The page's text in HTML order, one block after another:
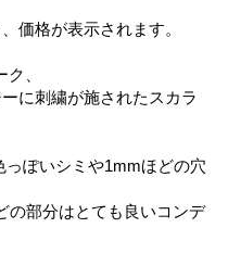
価格が表示されます。
、
に刺繍が施されたスカラ
ぽいシミや1mmほどの穴
の部分はとても良いコンデ